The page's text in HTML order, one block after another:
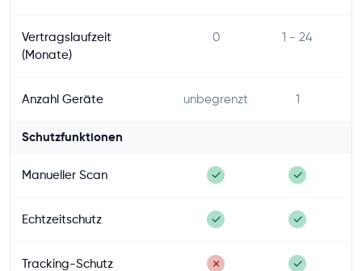
Vertragslaufzeit
(Monate)
0 1 - 24
Anzahl Geräte unbegrenzt 1
Schutzfunktionen
Manueller Scan ✓ ✓
Echtzeitschutz ✓ ✓
Tracking-Schutz ✗ ✓